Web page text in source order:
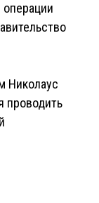
операции
Николаус
проводить